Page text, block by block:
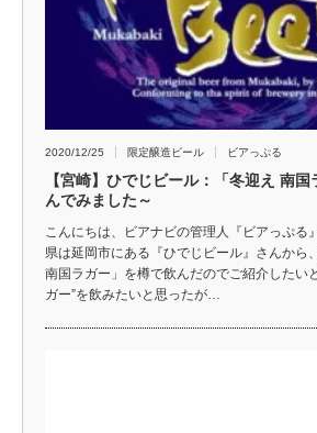
2020/12/25 限定醸造ビール ビアっぷる
【宮崎】ひでじビール：「冬迎え 南
んでみました～
こんにちは、ビアナビの管理人『ビアっぷる
県は延岡市にある『ひでじビール』さんから
南国ラガー」を樽で飲んだのでご紹介したい
ガー”を飲みたいと思ったが…